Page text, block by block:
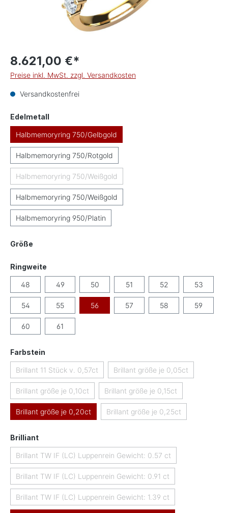
8.621,00 €*
Preise inkl. MwSt. zzgl. Versandkosten
Versandkostenfrei
Edelmetall
Halbmemoryring 750/Gelbgold
Halbmemoryring 750/Rotgold
Halbmemoryring 750/Weißgold(Diese Option ist zurzeit nicht verfügbar.)
Halbmemoryring 750/Weißgold
Halbmemoryring 950/Platin
Größe
Ringweite
48 49 50 51 52 53
54 55 56 57 58 59
60 61
Farbstein
Brillant 11 Stück v. 0,57ct(Diese Option ist zurzeit nicht verfügbar.)
Brillant größe je 0,05ct
(Diese Option ist zurzeit
Brillant größe je 0,10ct(Diese Option ist zurzeit nicht verfügbar.)
Brillant größe je 0,15ct(Diese Option ist zurzeit nicht
Brillant größe je 0,20ct Brillant größe je 0,25ct
(Diese Option ist zurzeit
Brilliantauswählen
Brillant TW IF (LC) Luppenrein Gewicht: 0.57 ct
(Diese Option ist zurzeit nicht verfügbar.)
Brillant TW IF (LC) Luppenrein Gewicht: 0.91 ct
(Diese Option ist zurzeit nicht verfügbar.)
Brillant TW IF (LC) Luppenrein Gewicht: 1.39 ct
(Diese Option ist zurzeit nicht verfügbar.)